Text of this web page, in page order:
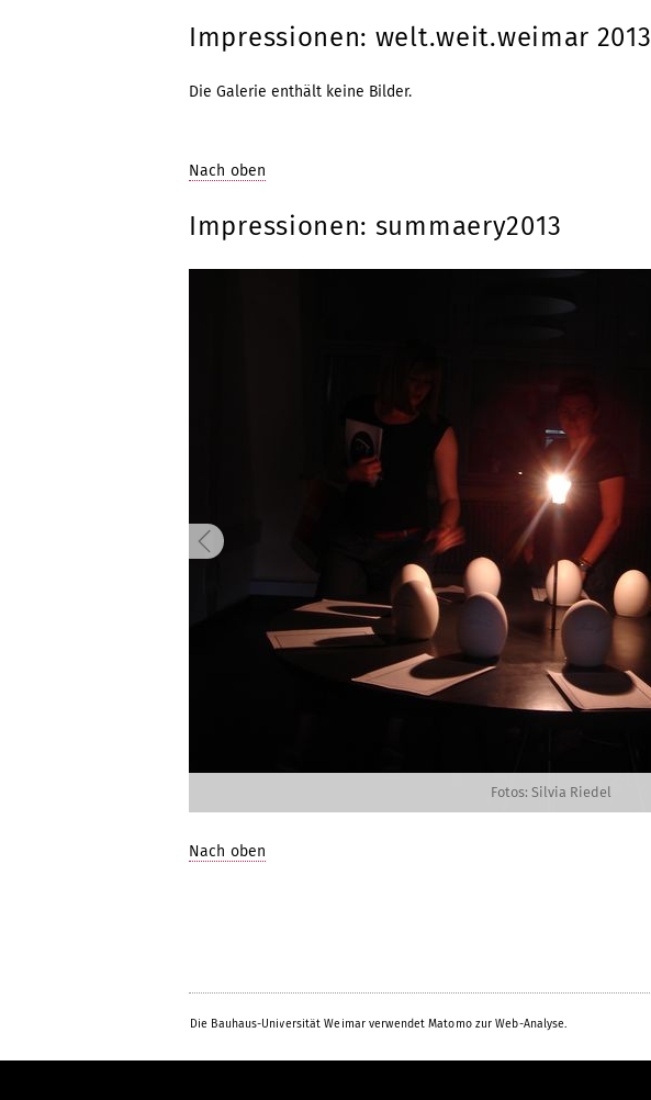
Impressionen: welt.weit.weimar 2013
Die Galerie enthält keine Bilder.
Nach oben
Impressionen: summaery2013
Fotos: Silvia Riedel
Nach oben
Die Bauhaus-Universität Weimar verwendet Matomo zur Web-Analyse.